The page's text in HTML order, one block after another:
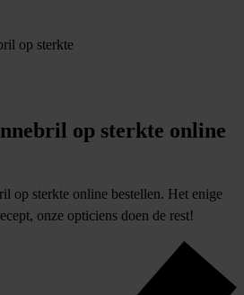
op sterkte
op sterkte online
op sterkte online bestellen. Het enige
onze opticiens doen de rest!